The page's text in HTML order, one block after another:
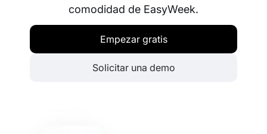
comodidad de EasyWeek.
Empezar gratis
Solicitar una demo